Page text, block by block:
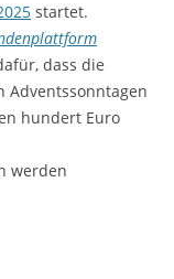
startet.
dass die
Adventssonntagen
hundert Euro
werden